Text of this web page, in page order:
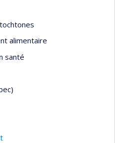
alimentaire
santé